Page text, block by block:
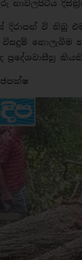
නාවලපිටිය
දිරාපත් වි තිබූ
නොලැබිම